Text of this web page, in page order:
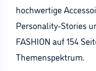
hochwertige
Personality-Stories
FASHION auf 154
Themenspektrum.